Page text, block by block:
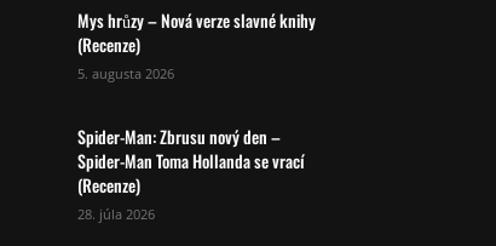
Mys hrůzy – Nová verze slavné knihy
(Recenze)
5. augusta 2026
Spider-Man: Zbrusu nový den –
Spider-Man Toma Hollanda se vrací
(Recenze)
28. júla 2026